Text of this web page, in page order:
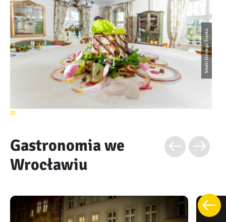
Smaki Dolnego Śląska
30
Gastronomia we
Wrocławiu